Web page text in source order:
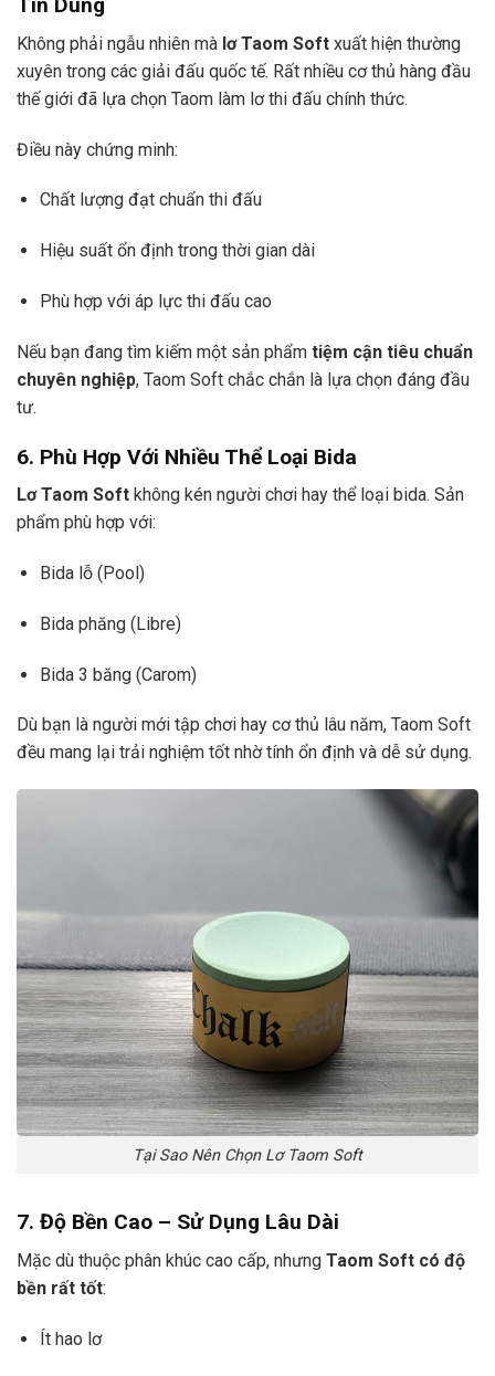
Tin Dùng
Không phải ngẫu nhiên mà lơ Taom Soft xuất hiện thường
xuyên trong các giải đấu quốc tế. Rất nhiều cơ thủ hàng đầu
thế giới đã lựa chọn Taom làm lơ thi đấu chính thức.
Điều này chứng minh:
Chất lượng đạt chuẩn thi đấu
Hiệu suất ổn định trong thời gian dài
Phù hợp với áp lực thi đấu cao
Nếu bạn đang tìm kiếm một sản phẩm tiệm cận tiêu chuẩn
chuyên nghiệp, Taom Soft chắc chắn là lựa chọn đáng đầu
tư.
6. Phù Hợp Với Nhiều Thể Loại Bida
Lơ Taom Soft không kén người chơi hay thể loại bida. Sản
phẩm phù hợp với:
Bida lỗ (Pool)
Bida phăng (Libre)
Bida 3 băng (Carom)
Dù bạn là người mới tập chơi hay cơ thủ lâu năm, Taom Soft
đều mang lại trải nghiệm tốt nhờ tính ổn định và dễ sử dụng.
Tại Sao Nên Chọn Lơ Taom Soft
7. Độ Bền Cao – Sử Dụng Lâu Dài
Mặc dù thuộc phân khúc cao cấp, nhưng Taom Soft có độ
bền rất tốt:
Ít hao lơ